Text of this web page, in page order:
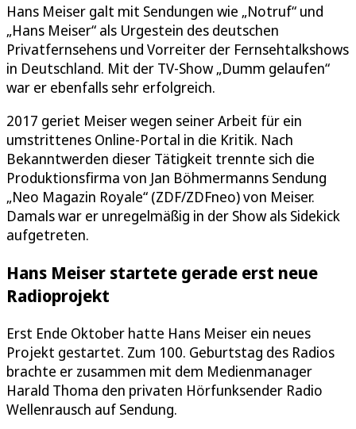
Hans Meiser galt mit Sendungen wie „Notruf“ und
„Hans Meiser“ als Urgestein des deutschen
Privatfernsehens und Vorreiter der Fernsehtalkshows
in Deutschland. Mit der TV-Show „Dumm gelaufen“
war er ebenfalls sehr erfolgreich.
2017 geriet Meiser wegen seiner Arbeit für ein
umstrittenes Online-Portal in die Kritik. Nach
Bekanntwerden dieser Tätigkeit trennte sich die
Produktionsfirma von Jan Böhmermanns Sendung
„Neo Magazin Royale“ (ZDF/ZDFneo) von Meiser.
Damals war er unregelmäßig in der Show als Sidekick
aufgetreten.
Hans Meiser startete gerade erst neue
Radioprojekt
Erst Ende Oktober hatte Hans Meiser ein neues
Projekt gestartet. Zum 100. Geburtstag des Radios
brachte er zusammen mit dem Medienmanager
Harald Thoma den privaten Hörfunksender Radio
Wellenrausch auf Sendung.